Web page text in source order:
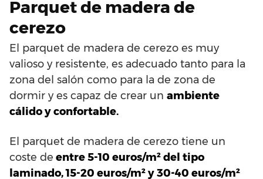
Parquet de madera de
cerezo
El parquet de madera de cerezo es muy
valioso y resistente, es adecuado tanto para la
zona del salón como para la de zona de
dormir y es capaz de crear un ambiente
cálido y confortable.
El parquet de madera de cerezo tiene un
coste de entre 5-10 euros/m² del tipo
laminado, 15-20 euros/m² y 30-40 euros/m²